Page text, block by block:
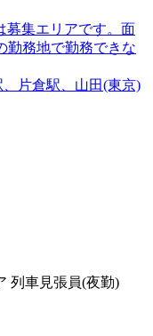
集エリアです。面
勤務地で勤務できな
片倉駅、山田(東京)
列車見張員(夜勤)